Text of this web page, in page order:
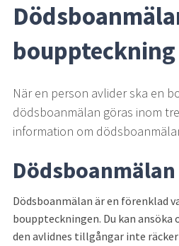
bouppteckning
När en person avlider ska en
dödsboanmälan göras inom
information om
Dödsboanmälan
Dödsboanmälan är en förenklad
bouppteckningen. Du kan ansöka
den avlidnes tillgångar inte